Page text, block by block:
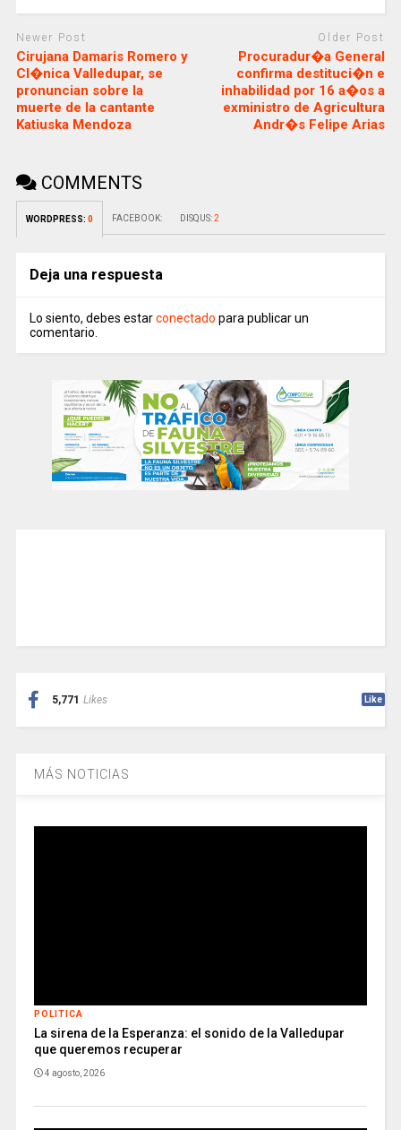
Newer Post
Cirujana Damaris Romero y
Cl�nica Valledupar, se
pronuncian sobre la
muerte de la cantante
Katiuska Mendoza
Older Post
Procuradur�a General
confirma destituci�n e
inhabilidad por 16 a�os a
exministro de Agricultura
Andr�s Felipe Arias
COMMENTS
WORDPRESS: 0 FACEBOOK: DISQUS:2
Deja una respuesta
Lo siento, debes estarconectado para publicar un
comentario.
5,771 Likes Like
MÁS NOTICIAS
POLITICA
La sirena de la Esperanza: el sonido de la Valledupar
que queremos recuperar
4 agosto, 2026